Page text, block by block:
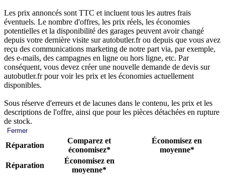
Les prix annoncés sont TTC et incluent tous les autres frais
éventuels. Le nombre d'offres, les prix réels, les économies
potentielles et la disponibilité des garages peuvent avoir changé
depuis votre dernière visite sur autobutler.fr ou depuis que vous avez
reçu des communications marketing de notre part via, par exemple,
des e-mails, des campagnes en ligne ou hors ligne, etc. Par
conséquent, vous devez créer une nouvelle demande de devis sur
autobutler.fr pour voir les prix et les économies actuellement
disponibles.
Sous réserve d'erreurs et de lacunes dans le contenu, les prix et les
descriptions de l'offre, ainsi que pour les pièces détachées en rupture
de stock.
Fermer
Réparation
Comparez et
économisez*
Économisez en
moyenne*
Réparation
Économisez en
moyenne*